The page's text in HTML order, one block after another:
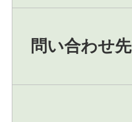
問い合わせ先